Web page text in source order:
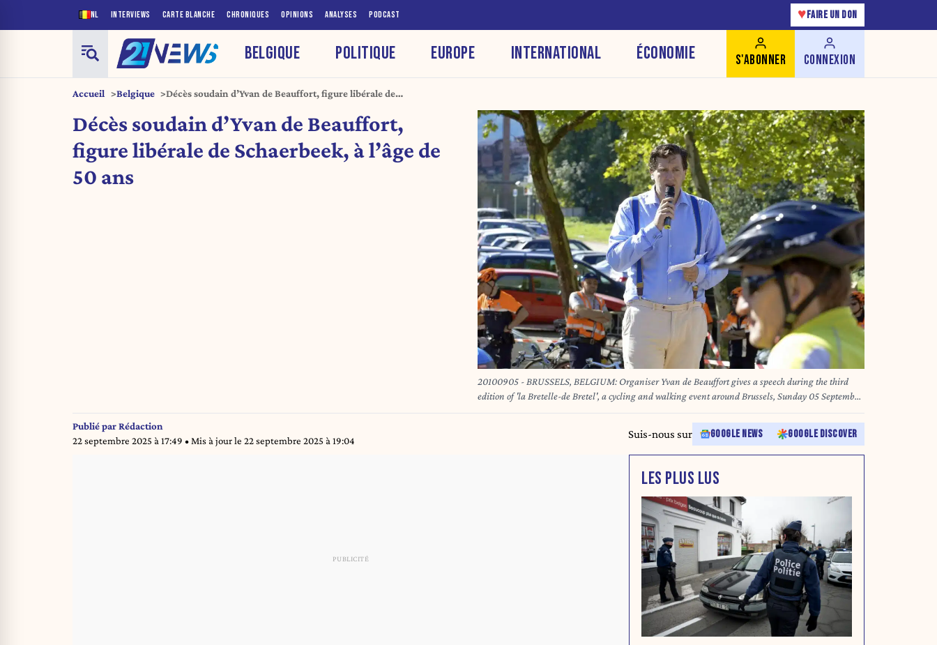
NL INTERVIEWS CARTE BLANCHE CHRONIQUES OPINIONS ANALYSES PODCAST ♥ FAIRE UN DON
BELGIQUE POLITIQUE EUROPE INTERNATIONAL ÉCONOMIE S'ABONNER CONNEXION
Accueil Belgique
Décès soudain d’Yvan de Beauffort, figure libérale de
Décès soudain d’Yvan de Beauffort,
figure libérale de Schaerbeek, à l’âge de
50 ans
20100905 - BRUSSELS, BELGIUM: Organiser Yvan de Beauffort gives a speech during the third
edition of 'la Bretelle-de Bretel', a cycling and walking event around Brussels, Sunday 05 September
2010 in Sint-Lambrechts-Woluwe - Woluwe-Saint-Lambert, Brussels. BELGA PHOTO NICOLAS
Publié parRédaction
22 septembre 2025 à 17:49 • Mis à jour le 22 septembre 2025 à 19:04
Suis-nous sur GOOGLE NEWS GOOGLE DISCOVER
LES PLUS LUS